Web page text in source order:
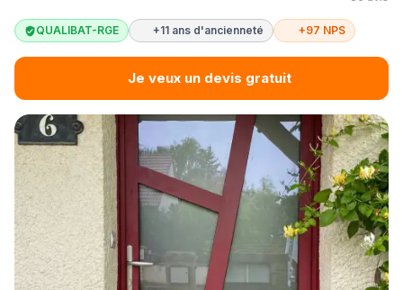
QUALIBAT-RGE +11 ans d'ancienneté +97 NPS
Je veux un devis gratuit